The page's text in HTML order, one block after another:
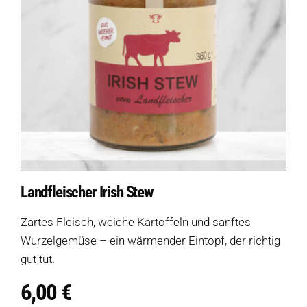
Landfleischer Irish Stew
Zartes Fleisch, weiche Kartoffeln und sanftes
Wurzelgemüse – ein wärmender Eintopf, der richtig
gut tut.
6,00€